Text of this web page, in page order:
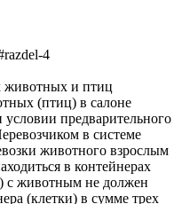
4
животных и птиц
(птиц) в салоне
условии предварительного
в системе
животного взрослым
в контейнерах
с животным не должен
(клетки) в сумме трех